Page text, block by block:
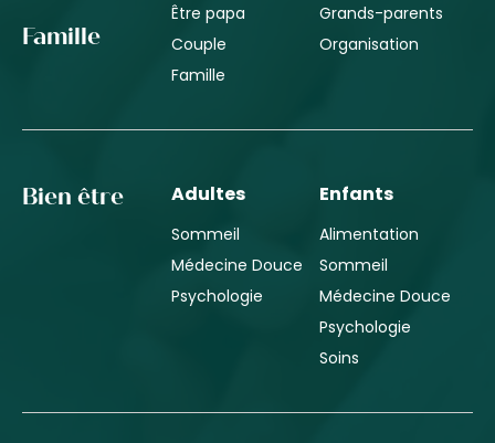
Famille
Être papa
Couple
Famille
Grands-parents
Organisation
Bien être Adultes
Sommeil
Médecine Douce
Psychologie
Enfants
Alimentation
Sommeil
Médecine Douce
Psychologie
Soins